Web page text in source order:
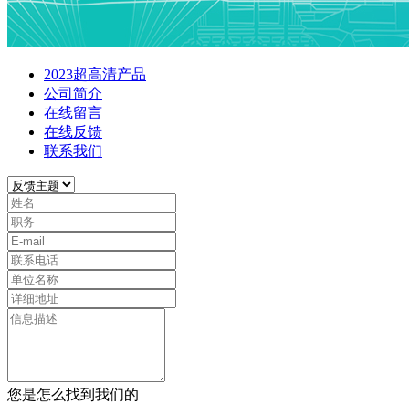
2023超高清产品
公司简介
在线留言
在线反馈
联系我们
您是怎么找到我们的